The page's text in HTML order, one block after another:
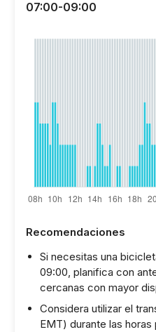
07:00-09:00
Recomendaciones
Si necesitas una
09:00, planifica con
cercanas con mayor
Considera utilizar el
EMT) durante las horas